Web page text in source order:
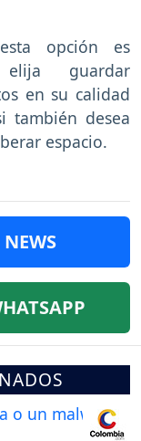
opción es
guardar
en su calidad
también desea
espacio.